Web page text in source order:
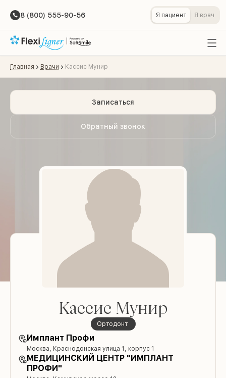
8 (800) 555-90-56 Я пациент Я врач
Главная Врачи Кассис Мунир
Обратный звонок
Записаться
Кассис Мунир
ортодонт
Имплант Профи
Москва, Краснодонская улица 1, корпус 1
МЕДИЦИНСКИЙ ЦЕНТР "ИМПЛАНТ
ПРОФИ"